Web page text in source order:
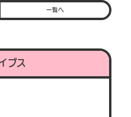
一覧へ
ブス